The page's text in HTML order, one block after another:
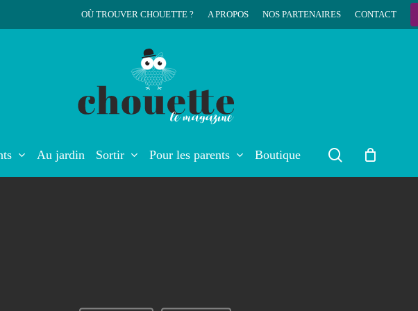
OÙ TROUVER CHOUETTE ? A PROPOS NOS PARTENAIRES CONTACT
Au jardin Sortir Pour les parents Boutique search